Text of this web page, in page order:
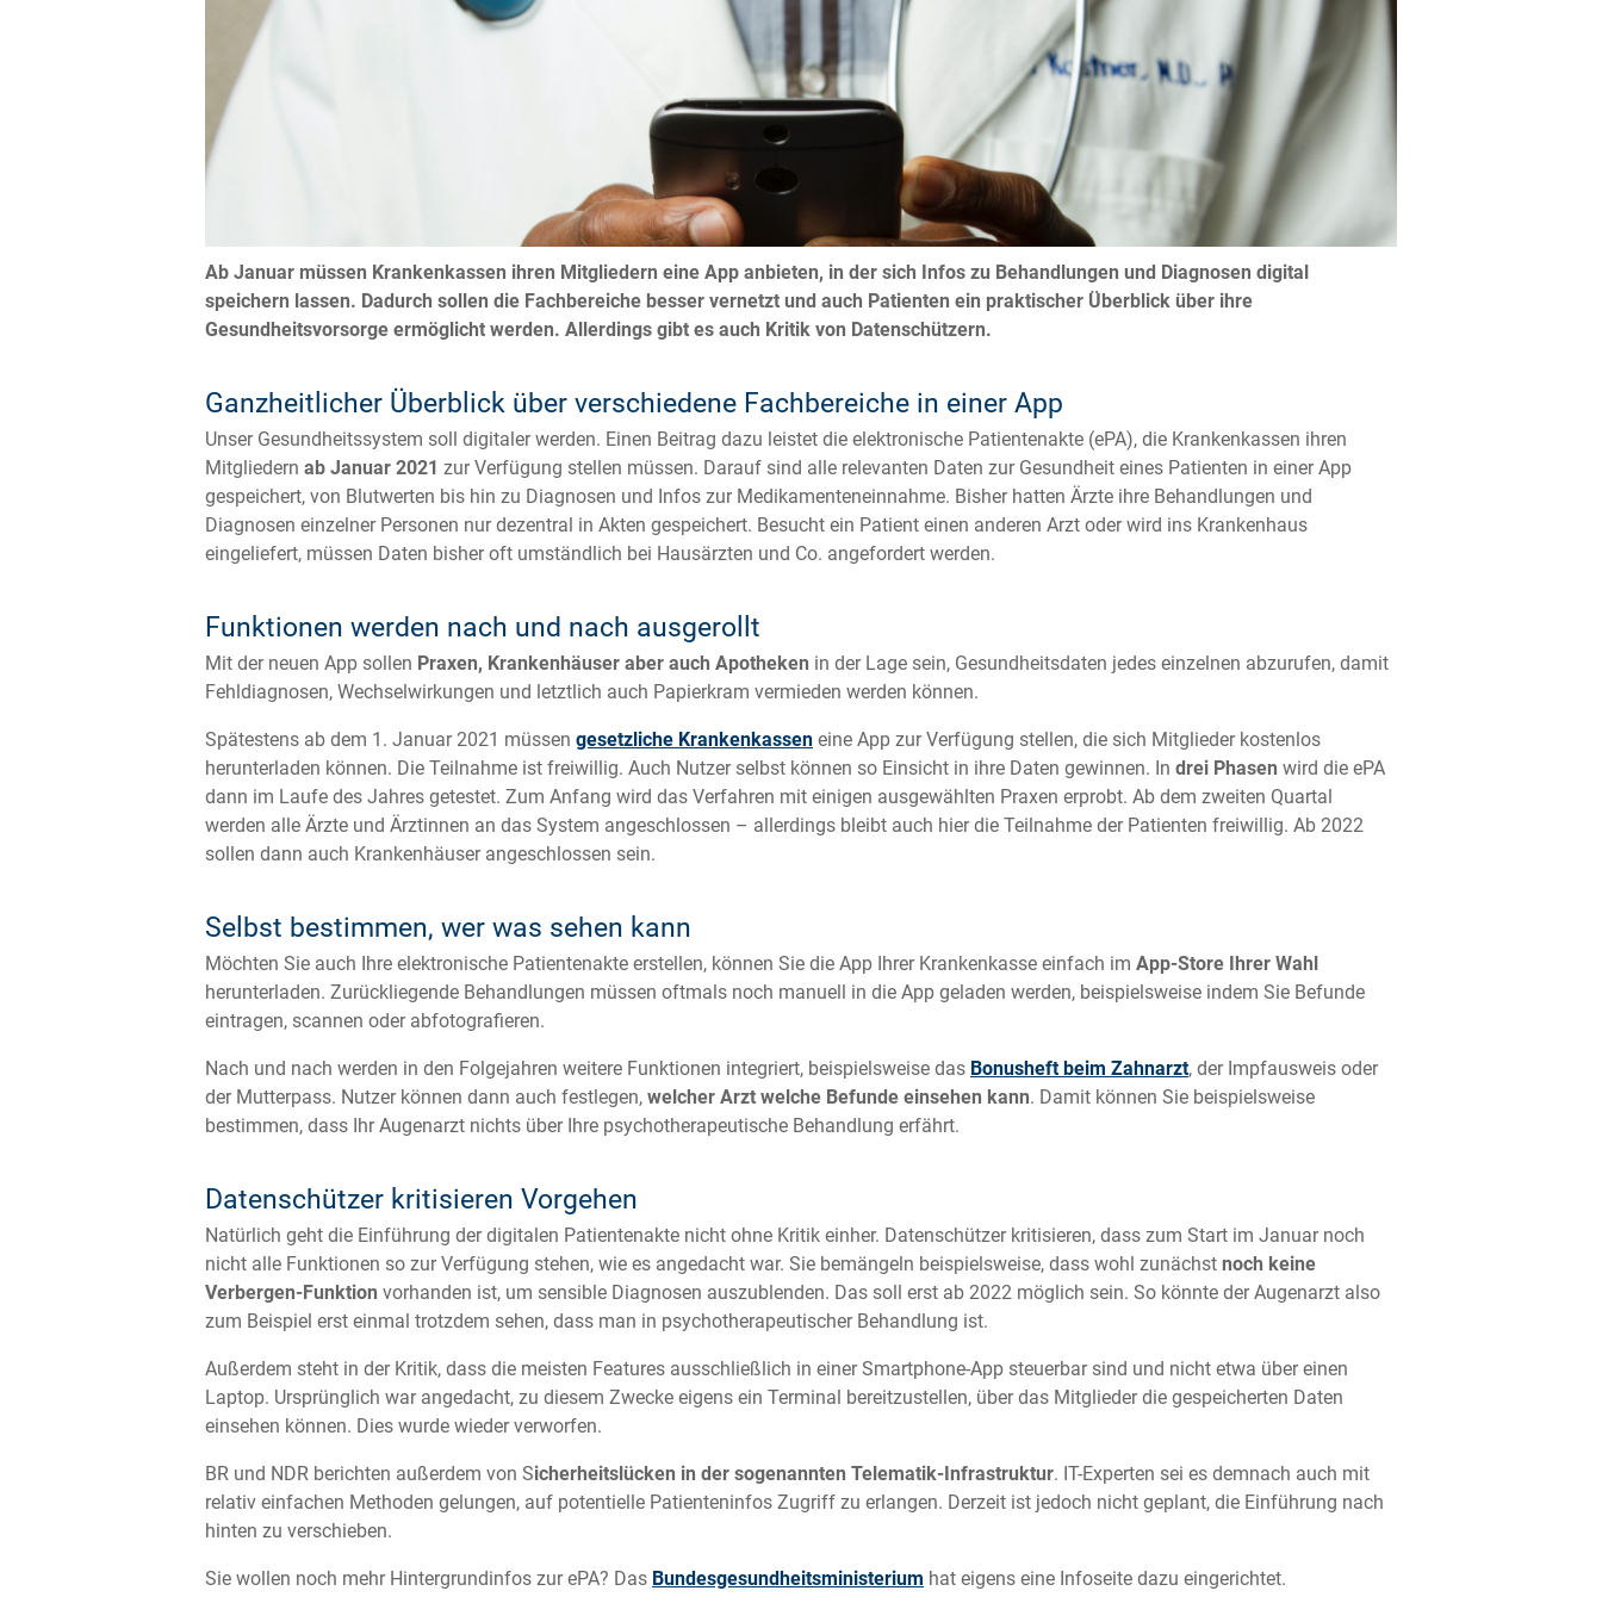
Ab Januar müssen Krankenkassen ihren Mitgliedern eine App anbieten, in der sich Infos zu Behandlungen und Diagnosen digital
speichern lassen. Dadurch sollen die Fachbereiche besser vernetzt und auch Patienten ein praktischer Überblick über ihre
Gesundheitsvorsorge ermöglicht werden. Allerdings gibt es auch Kritik von Datenschützern.
Ganzheitlicher Überblick über verschiedene Fachbereiche in einer App
Unser Gesundheitssystem soll digitaler werden. Einen Beitrag dazu leistet die elektronische Patientenakte (ePA), die Krankenkassen ihren
Mitgliedern ab Januar 2021 zur Verfügung stellen müssen. Darauf sind alle relevanten Daten zur Gesundheit eines Patienten in einer App
gespeichert, von Blutwerten bis hin zu Diagnosen und Infos zur Medikamenteneinnahme. Bisher hatten Ärzte ihre Behandlungen und
Diagnosen einzelner Personen nur dezentral in Akten gespeichert. Besucht ein Patient einen anderen Arzt oder wird ins Krankenhaus
eingeliefert, müssen Daten bisher oft umständlich bei Hausärzten und Co. angefordert werden.
Funktionen werden nach und nach ausgerollt
Mit der neuen App sollen Praxen, Krankenhäuser aber auch Apotheken in der Lage sein, Gesundheitsdaten jedes einzelnen abzurufen, damit
Fehldiagnosen, Wechselwirkungen und letztlich auch Papierkram vermieden werden können.
Spätestens ab dem 1. Januar 2021 müssen gesetzliche Krankenkassen eine App zur Verfügung stellen, die sich Mitglieder kostenlos
herunterladen können. Die Teilnahme ist freiwillig. Auch Nutzer selbst können so Einsicht in ihre Daten gewinnen. In drei Phasen wird die ePA
dann im Laufe des Jahres getestet. Zum Anfang wird das Verfahren mit einigen ausgewählten Praxen erprobt. Ab dem zweiten Quartal
werden alle Ärzte und Ärztinnen an das System angeschlossen – allerdings bleibt auch hier die Teilnahme der Patienten freiwillig. Ab 2022
sollen dann auch Krankenhäuser angeschlossen sein.
Selbst bestimmen, wer was sehen kann
Möchten Sie auch Ihre elektronische Patientenakte erstellen, können Sie die App Ihrer Krankenkasse einfach im App-Store Ihrer Wahl
herunterladen. Zurückliegende Behandlungen müssen oftmals noch manuell in die App geladen werden, beispielsweise indem Sie Befunde
eintragen, scannen oder abfotografieren.
Nach und nach werden in den Folgejahren weitere Funktionen integriert, beispielsweise das Bonusheft beim Zahnarzt, der Impfausweis oder
der Mutterpass. Nutzer können dann auch festlegen, welcher Arzt welche Befunde einsehen kann. Damit können Sie beispielsweise
bestimmen, dass Ihr Augenarzt nichts über Ihre psychotherapeutische Behandlung erfährt.
Datenschützer kritisieren Vorgehen
Natürlich geht die Einführung der digitalen Patientenakte nicht ohne Kritik einher. Datenschützer kritisieren, dass zum Start im Januar noch
nicht alle Funktionen so zur Verfügung stehen, wie es angedacht war. Sie bemängeln beispielsweise, dass wohl zunächst noch keine
Verbergen-Funktion vorhanden ist, um sensible Diagnosen auszublenden. Das soll erst ab 2022 möglich sein. So könnte der Augenarzt also
zum Beispiel erst einmal trotzdem sehen, dass man in psychotherapeutischer Behandlung ist.
Außerdem steht in der Kritik, dass die meisten Features ausschließlich in einer Smartphone-App steuerbar sind und nicht etwa über einen
Laptop. Ursprünglich war angedacht, zu diesem Zwecke eigens ein Terminal bereitzustellen, über das Mitglieder die gespeicherten Daten
einsehen können. Dies wurde wieder verworfen.
BR und NDR berichten außerdem von Sicherheitslücken in der sogenannten Telematik-Infrastruktur. IT-Experten sei es demnach auch mit
relativ einfachen Methoden gelungen, auf potentielle Patienteninfos Zugriff zu erlangen. Derzeit ist jedoch nicht geplant, die Einführung nach
hinten zu verschieben.
Sie wollen noch mehr Hintergrundinfos zur ePA? Das Bundesgesundheitsministerium hat eigens eine Infoseite dazu eingerichtet.